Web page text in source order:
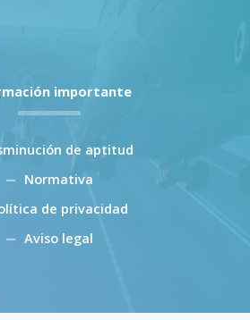
importante
de aptitud
Normativa
de privacidad
Aviso legal